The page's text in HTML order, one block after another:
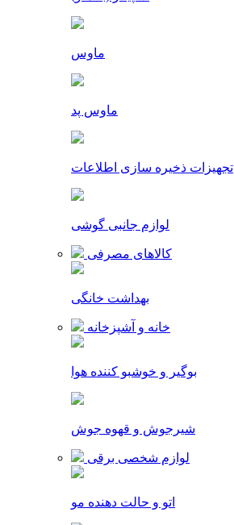
ماوس
ماوس پد
تجهیزات ذخیره سازی اطلاعات
لوازم جانبی گوشی
کالاهای مصرفی
بهداشت خانگی
خانه و آشپزخانه
بوگیر و خوشبو کننده هوا
شیرجوش و قهوه جوش
لوازم شخصی برقی
اتو و حالت دهنده مو